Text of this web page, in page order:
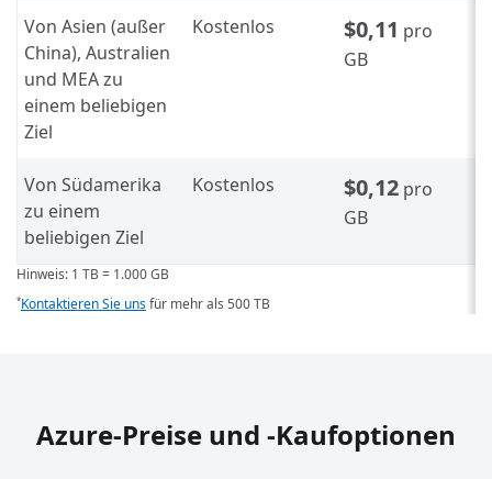
Von Asien (außer
China), Australien
und MEA zu
einem beliebigen
Ziel
Kostenlos $0,11 pro
GB
Von Südamerika
zu einem
beliebigen Ziel
Kostenlos $0,12 pro
GB
Hinweis: 1 TB = 1.000 GB
*Kontaktieren Sie unsfür mehr als 500 TB
Azure-Preise und -Kaufoptionen